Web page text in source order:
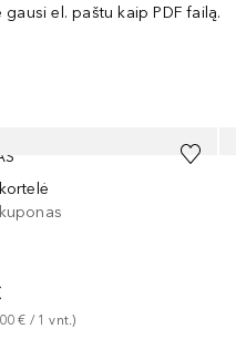
el. paštu kaip PDF failą.
€ / 1 vnt.)